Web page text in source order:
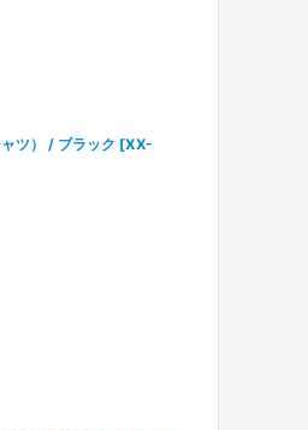
ツ） / ブラック [XX-